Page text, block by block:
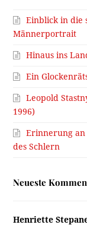
Einblick in die
Männerportrait
Hinaus ins
Ein
Leopold
1996)
Erinnerung an
des Schlern
Neueste
Henriette